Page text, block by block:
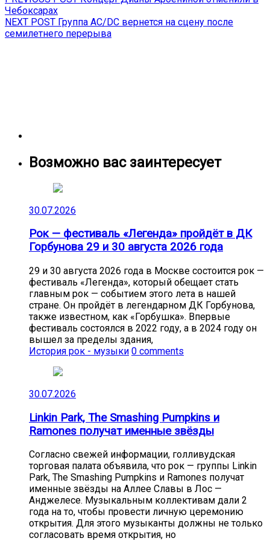
по
записям
Чебоксарах
NEXT POST Next
post:
Группа AC/DC вернется на сцену после
семилетнего перерыва
Возможно вас заинтересует
30.07.2026
Рок — фестиваль «Легенда» пройдёт в ДК
Горбунова 29 и 30 августа 2026 года
29 и 30 августа 2026 года в Москве состоится рок —
фестиваль «Легенда», который обещает стать
главным рок — событием этого лета в нашей
стране. Он пройдёт в легендарном ДК Горбунова,
также известном, как «Горбушка». Впервые
фестиваль состоялся в 2022 году, а в 2024 году он
вышел за пределы здания,
История рок - музыки 0 comments
30.07.2026
Linkin Park, The Smashing Pumpkins и
Ramones получат именные звёзды
Согласно свежей информации, голливудская
торговая палата объявила, что рок — группы Linkin
Park, The Smashing Pumpkins и Ramones получат
именные звёзды на Аллее Славы в Лос —
Анджелесе. Музыкальным коллективам дали 2
года на то, чтобы провести личную церемонию
открытия. Для этого музыканты должны не только
согласовать время открытия, но